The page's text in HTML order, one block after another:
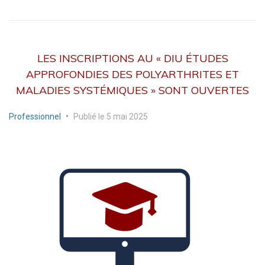
LES INSCRIPTIONS AU « DIU ÉTUDES
APPROFONDIES DES POLYARTHRITES ET
MALADIES SYSTÉMIQUES » SONT OUVERTES
Professionnel • Publié le 5 mai 2025